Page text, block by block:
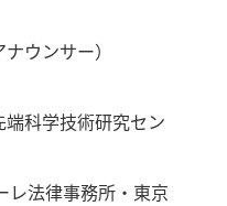
ウンサー）
科学技術研究セン
レ法律事務所・東京